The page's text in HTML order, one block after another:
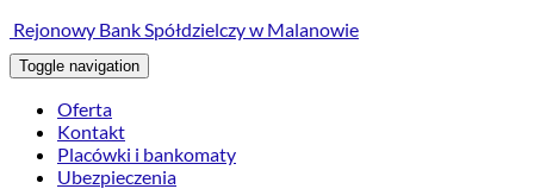
Rejonowy Bank Spółdzielczy w Malanowie
Toggle navigation
Oferta
Kontakt
Placówki i bankomaty
Ubezpieczenia